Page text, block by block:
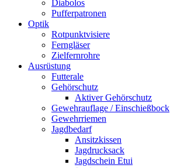
Diabolos
Pufferpatronen
Optik
Rotpunktvisiere
Ferngläser
Zielfernrohre
Ausrüstung
Futterale
Gehörschutz
Aktiver Gehörschutz
Gewehrauflage / Einschießbock
Gewehrriemen
Jagdbedarf
Ansitzkissen
Jagdrucksack
Jagdschein Etui